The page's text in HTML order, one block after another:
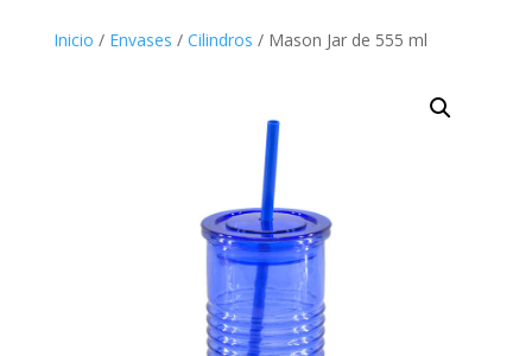
Inicio / Envases / Cilindros / Mason Jar de 555 ml